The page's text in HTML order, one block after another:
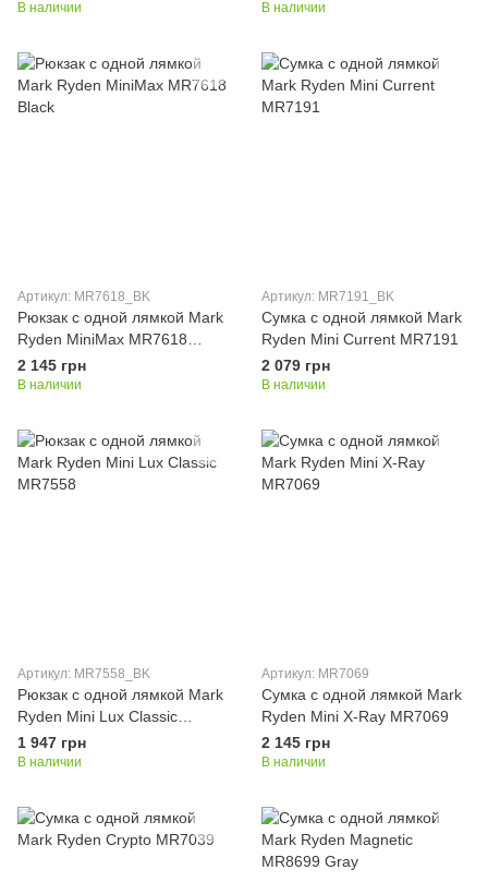
В наличии В наличии
Артикул: MR7618_BK
Рюкзак с одной лямкой Mark
Ryden MiniMax MR7618
Black
2 145 грн
В наличии
Артикул: MR7191_BK
Сумка с одной лямкой Mark
Ryden Mini Current MR7191
2 079 грн
В наличии
Артикул: MR7558_BK
Рюкзак с одной лямкой Mark
Ryden Mini Lux Classic
MR7558
1 947 грн
В наличии
Артикул: MR7069
Сумка с одной лямкой Mark
Ryden Mini X-Ray MR7069
2 145 грн
В наличии